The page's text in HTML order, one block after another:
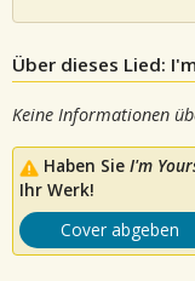
Über dieses Lied:
Keine Informationen
Haben Sie I'm
Ihr Werk!
Cover abgeben